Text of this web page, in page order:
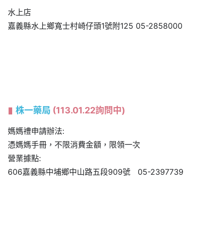
水上店
嘉義縣水上鄉寬士村崎仔頭1號附125 05-2858000
株一藥局 (113.01.22詢問中)
媽媽禮申請辦法:
憑媽媽手冊，不限消費金額，限領一次
營業據點:
606嘉義縣中埔鄉中山路五段909號 05-2397739